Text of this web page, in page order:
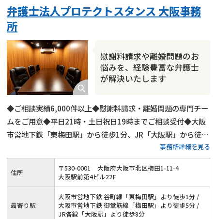
財産分与
内縁の夫婦 熟年離婚
慰謝料請求や離婚問題のお
悩みを、経験豊富な弁護士
が解決いたします
弁護士法人プロテクトスタンス 大阪事務
所
◆ご相談実績6,000件以上◆慰謝料請求・離婚問題の専門チー
ムをご用意◆平日21時・土日祝日19時までご相談受付◆大阪
市営地下鉄「東梅田駅」から徒歩1分、JR「大阪駅」から徒歩
8分◆請求された慰謝料の減額交渉にも対応◆オンライン相
談・電話相談もOK
事務所詳細を見る
住所 〒530-0001
大阪府大阪市北区梅田1-11-4
大阪駅前第4ビル22F
最寄り駅
大阪市営地下鉄 谷町線「東梅田駅」より徒歩1分 /
大阪市営地下鉄 御堂筋線「梅田駅」より徒歩5分 /
JR各線「大阪駅」より徒歩8分